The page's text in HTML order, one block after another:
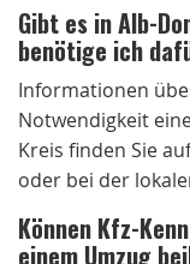
Gibt es in Alb-
benötige ich
Informationen
Notwendigkeit
Kreis finden Sie
oder bei der
Können Kfz-
einem Umzug